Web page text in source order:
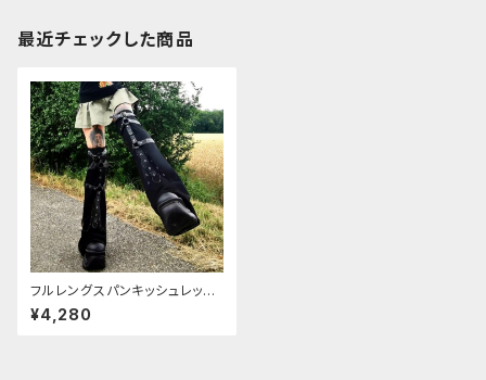
最近チェックした商品
フルレングスパンキッシュレッグ
ウォーマー
¥4,280